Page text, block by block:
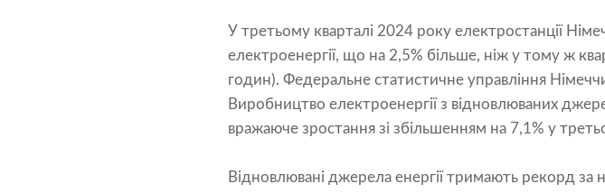
У третьому кварталі 2024 року електростанції
електроенергії, що на 2,5% більше, ніж у тому ж
годин). Федеральне статистичне управління
Виробництво електроенергії з відновлюваних
вражаюче зростання зі збільшенням на 7,1% у
Відновлювані джерела енергії тримають рекорд